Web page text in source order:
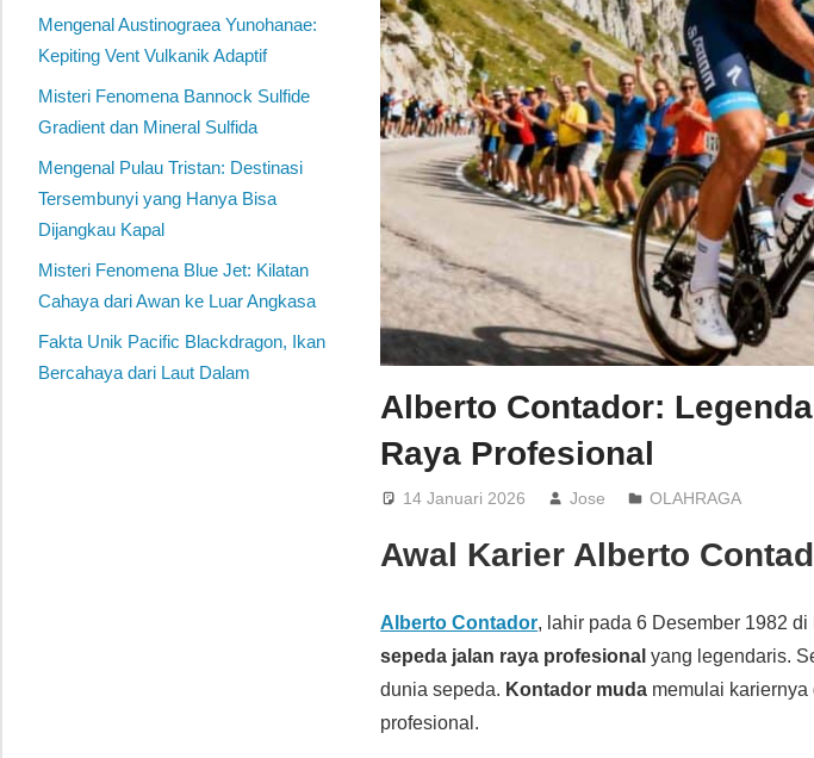
Alberto Contador:
Raya Profesional
14 Januari 2026 Jose OLAHRAGA
Awal Karier Alberto
Alberto Contador, lahir pada 6 Desember 1982
sepeda jalan raya profesional yang legendaris.
dunia sepeda. Kontador muda memulai
profesional.
Mengenal Austinograea Yunohanae:
Kepiting Vent Vulkanik Adaptif
Misteri Fenomena Bannock Sulfide
Gradient dan Mineral Sulfida
Mengenal Pulau Tristan: Destinasi
Tersembunyi yang Hanya Bisa
Dijangkau Kapal
Misteri Fenomena Blue Jet: Kilatan
Cahaya dari Awan ke Luar Angkasa
Fakta Unik Pacific Blackdragon, Ikan
Bercahaya dari Laut Dalam